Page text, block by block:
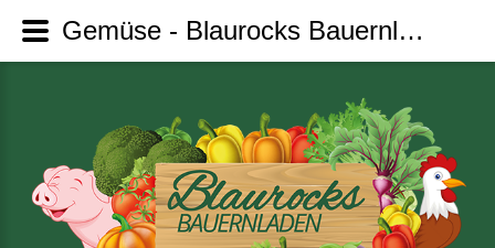
Gemüse - Blaurocks Bauernladen